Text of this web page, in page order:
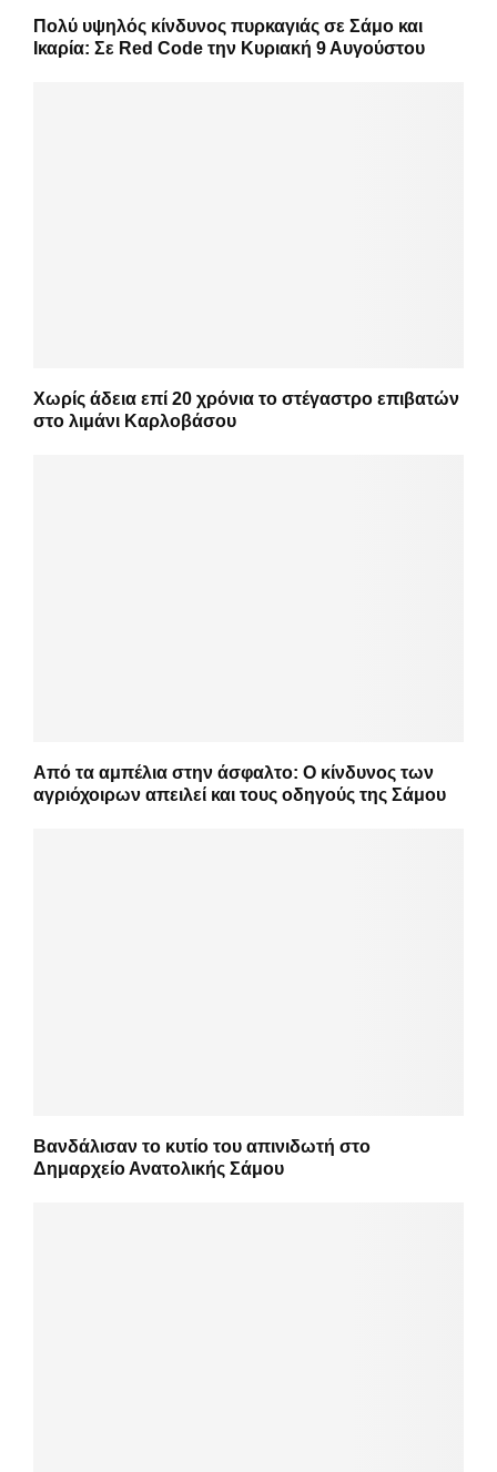
Πολύ υψηλός κίνδυνος πυρκαγιάς σε Σάμο και
Ικαρία: Σε Red Code την Κυριακή 9 Αυγούστου
Χωρίς άδεια επί 20 χρόνια το στέγαστρο επιβατών
στο λιμάνι Καρλοβάσου
Από τα αμπέλια στην άσφαλτο: Ο κίνδυνος των
αγριόχοιρων απειλεί και τους οδηγούς της Σάμου
Βανδάλισαν το κυτίο του απινιδωτή στο
Δημαρχείο Ανατολικής Σάμου